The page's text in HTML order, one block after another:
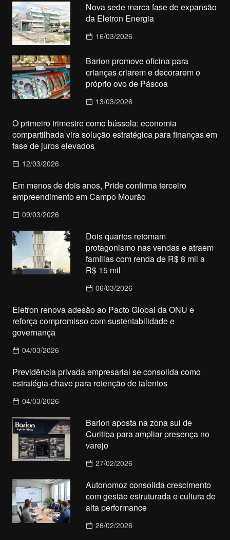
Nova sede marca fase de expansão
da Eletron Energia
16/03/2026
Barion promove oficina para
crianças criarem e decorarem o
próprio ovo de Páscoa
13/03/2026
O primeiro trimestre como bússola: economia
compartilhada vira solução estratégica para finanças em
fase de juros elevados
12/03/2026
Em menos de dois anos, Pride confirma terceiro
empreendimento em Campo Mourão
09/03/2026
Dois quartos retomam
protagonismo nas vendas e atraem
famílias com renda de R$ 8 mil a
R$ 15 mil
06/03/2026
Eletron renova adesão ao Pacto Global da ONU e
reforça compromisso com sustentabilidade e
governança
04/03/2026
Previdência privada empresarial se consolida como
estratégia-chave para retenção de talentos
04/03/2026
Barion aposta na zona sul de
Curitiba para ampliar presença no
varejo
27/02/2026
Autonomoz consolida crescimento
com gestão estruturada e cultura de
alta performance
26/02/2026